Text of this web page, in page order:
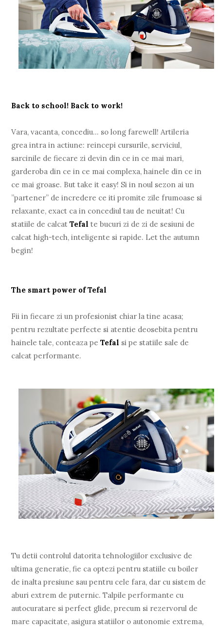
Back to school! Back to work!
Vara, vacanta, concediu… so long farewell! Artileria
grea intra in actiune: reincepi cursurile, serviciul,
sarcinile de fiecare zi devin din ce in ce mai mari,
garderoba din ce in ce mai complexa, hainele din ce in
ce mai groase. But take it easy! Si in noul sezon ai un
’’partener’’ de incredere ce iti promite zile frumoase si
relaxante, exact ca in concediul tau de neuitat! Cu
statiile de calcatTefalte bucuri zi de zi de sesiuni de
calcat high-tech, inteligente si rapide. Let the autumn
begin!
The smart power of Tefal
Fii in fiecare zi un profesionist chiar la tine acasa;
pentru rezultate perfecte si atentie deosebita pentru
hainele tale, conteaza peTefal si pe statiile sale de
calcat performante.
Tu detii controlul datorita tehnologiilor exclusive de
ultima generatie, fie ca optezi pentru statiile cu boiler
de inalta presiune sau pentru cele fara, dar cu sistem de
aburi extrem de puternic. Talpile performante cu
autocuratare si perfect glide, precum si rezervorul de
mare capacitate, asigura statiilor o autonomie extrema,